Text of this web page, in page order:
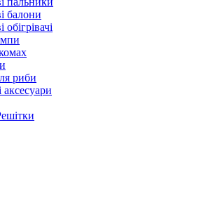
балони
обігрівачі
риби
аксесуари